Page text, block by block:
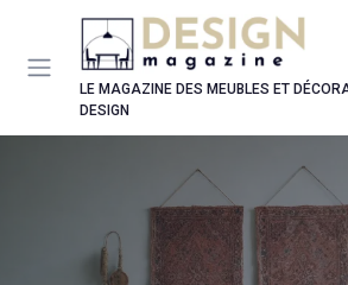
LE MAGAZINE DES MEUBLES ET
DESIGN
Panneau de gestion des cookies